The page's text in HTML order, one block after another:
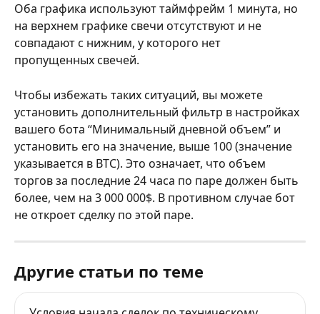
Оба графика используют таймфрейм 1 минута, но
на верхнем графике свечи отсутствуют и не
совпадают с нижним, у которого нет
пропущенных свечей.
Чтобы избежать таких ситуаций, вы можете
установить дополнительный фильтр в настройках
вашего бота “Минимальный дневной объем” и
установить его на значение, выше 100 (значение
указывается в BTC). Это означает, что объем
торгов за последние 24 часа по паре должен быть
более, чем на 3 000 000$. В противном случае бот
не откроет сделку по этой паре.
Другие статьи по теме